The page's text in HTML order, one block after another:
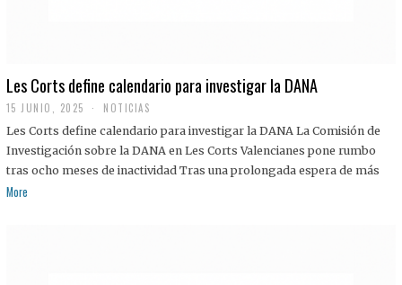
Les Corts define calendario para investigar la DANA
15 JUNIO, 2025 NOTICIAS
Les Corts define calendario para investigar la DANA La Comisión de
Investigación sobre la DANA en Les Corts Valencianes pone rumbo
tras ocho meses de inactividad Tras una prolongada espera de más
More